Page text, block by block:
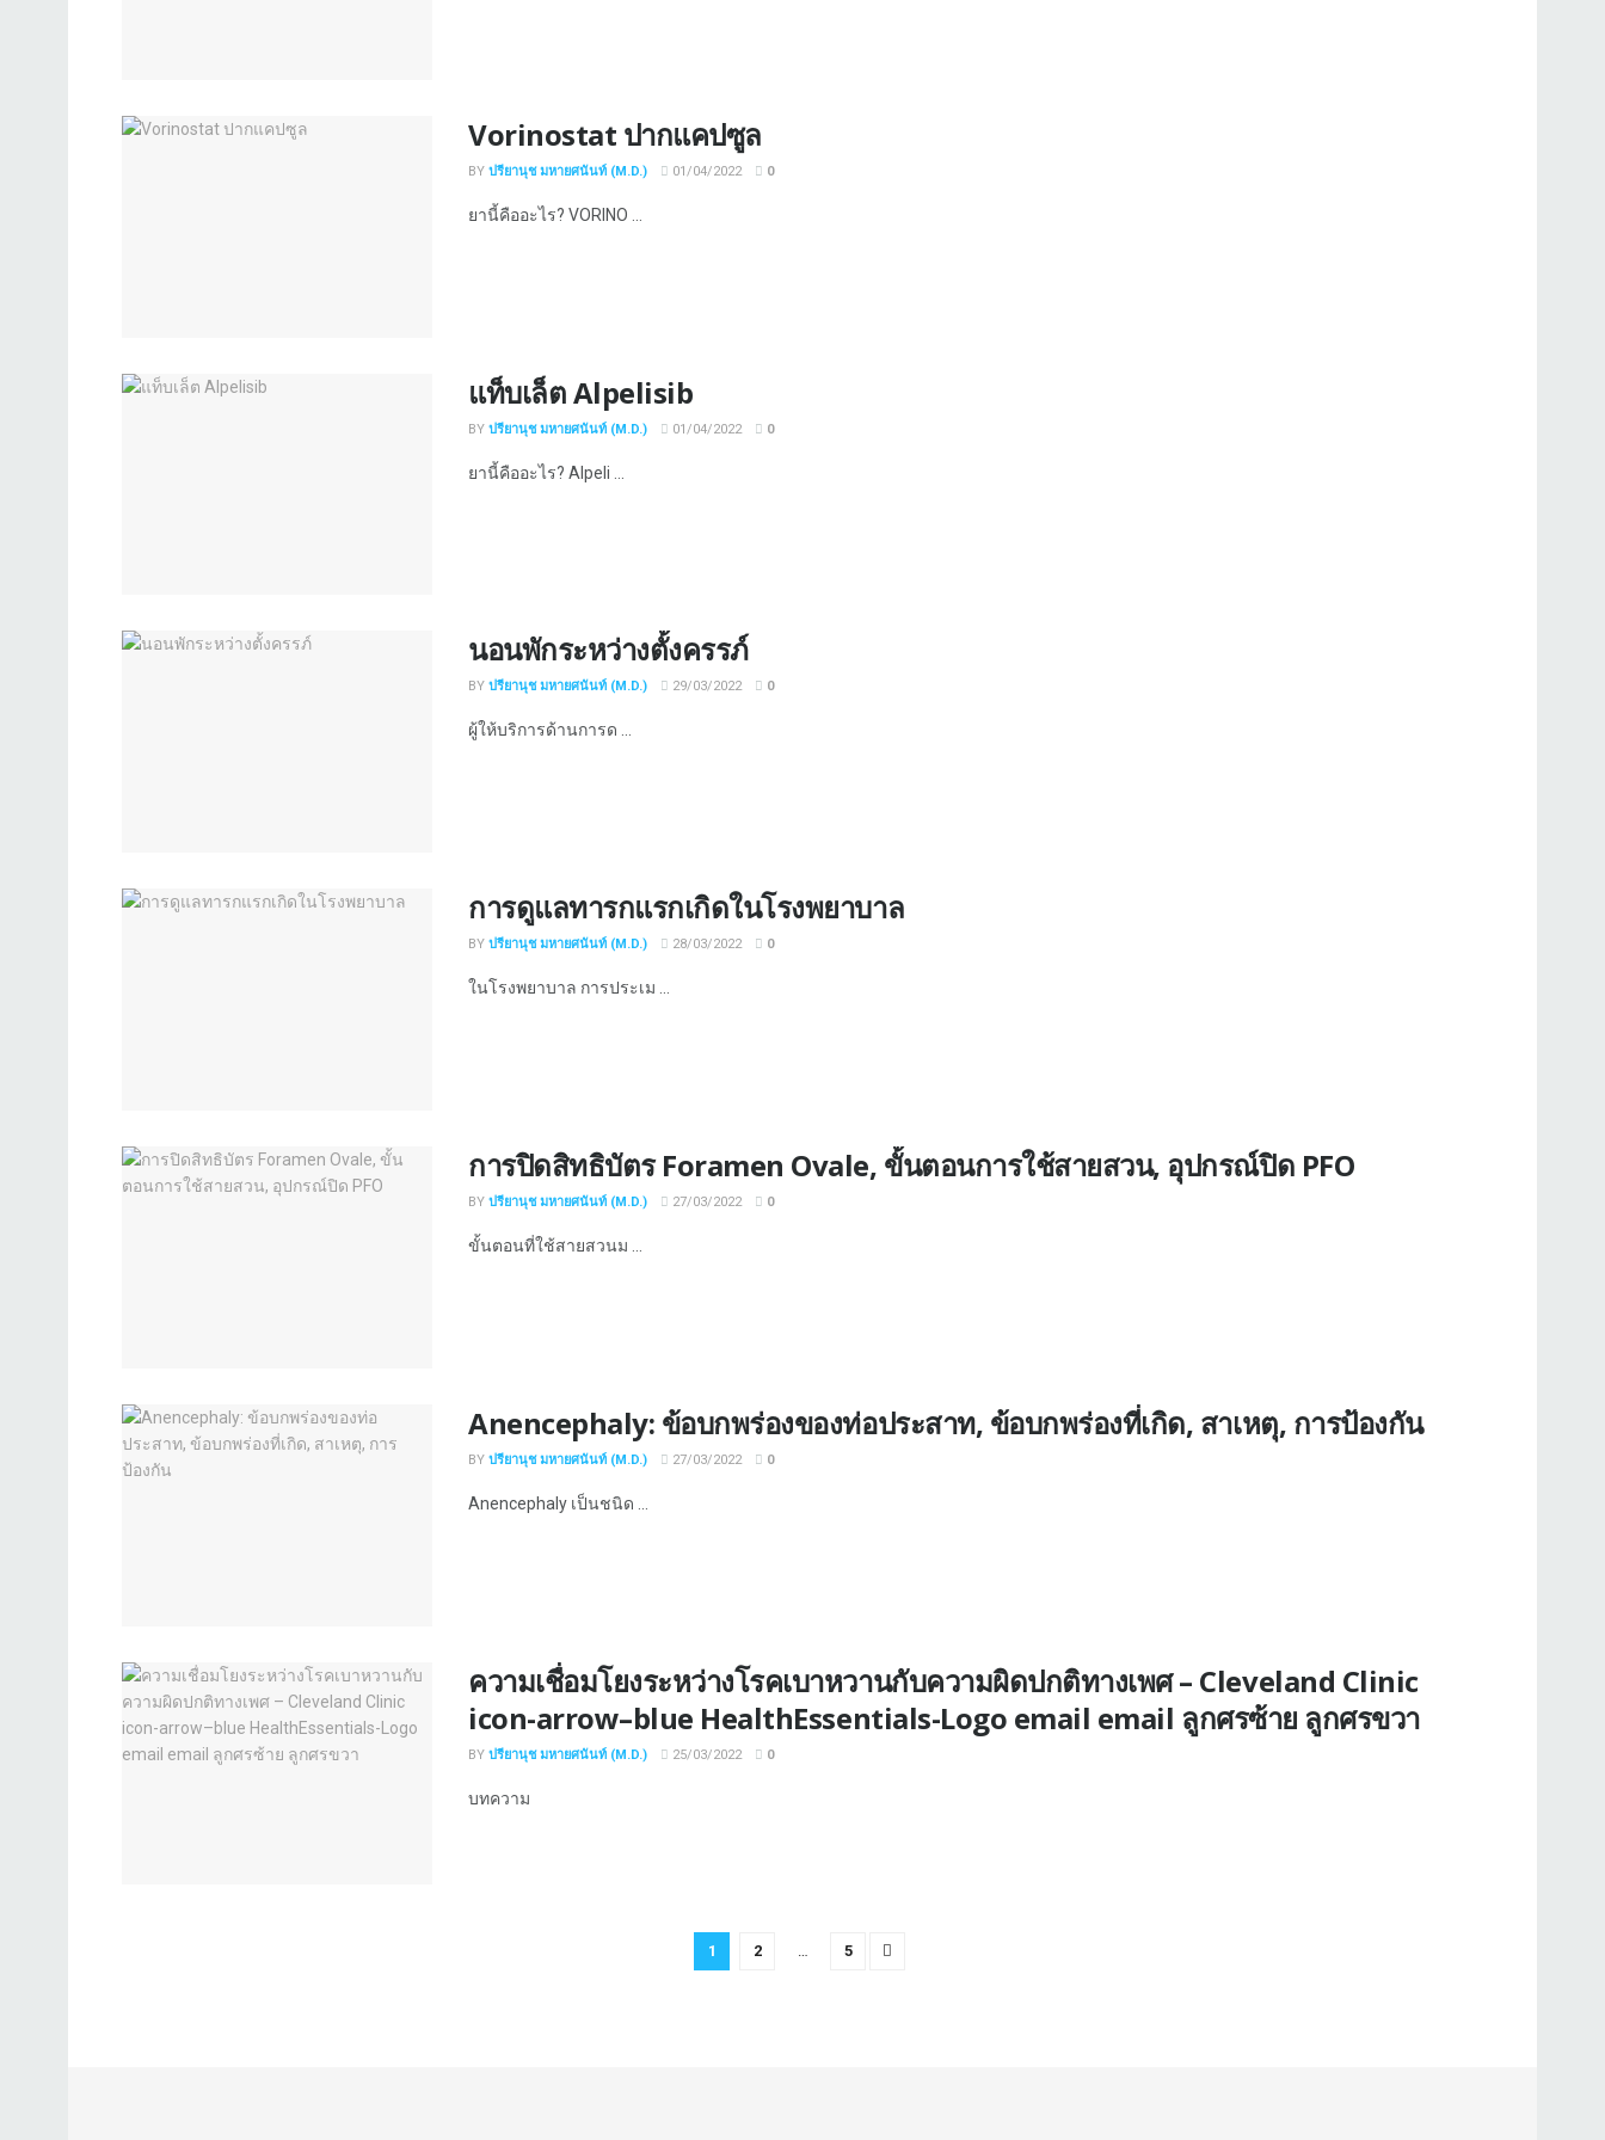
Vorinostat ปากแคปซูล
BY ปรียานุช มหายศนันท์ (M.D.) 01/04/2022 0
ยานี้คืออะไร? VORINO ...
แท็บเล็ต Alpelisib
BY ปรียานุช มหายศนันท์ (M.D.) 01/04/2022 0
ยานี้คืออะไร? Alpeli ...
นอนพักระหว่างตั้งครรภ์
BY ปรียานุช มหายศนันท์ (M.D.) 29/03/2022 0
ผู้ให้บริการด้านการด ...
การดูแลทารกแรกเกิดในโรงพยาบาล
BY ปรียานุช มหายศนันท์ (M.D.) 28/03/2022 0
ในโรงพยาบาล การประเม ...
การปิดสิทธิบัตร Foramen Ovale, ขั้นตอนการใช้สายสวน, อุปกรณ์ปิด PFO
BY ปรียานุช มหายศนันท์ (M.D.) 27/03/2022 0
ขั้นตอนที่ใช้สายสวนม ...
Anencephaly: ข้อบกพร่องของท่อประสาท, ข้อบกพร่องที่เกิด, สาเหตุ, การป้องกัน
BY ปรียานุช มหายศนันท์ (M.D.) 27/03/2022 0
Anencephaly เป็นชนิด ...
ความเชื่อมโยงระหว่างโรคเบาหวานกับความผิดปกติทางเพศ – Cleveland Clinic
icon-arrow–blue HealthEssentials-Logo email email ลูกศรซ้าย ลูกศรขวา
BY ปรียานุช มหายศนันท์ (M.D.) 25/03/2022 0
บทความ
1 2 5